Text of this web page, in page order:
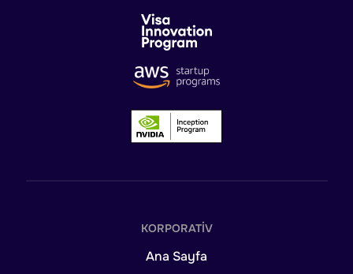
KORPORATIV
Ana Sayfa